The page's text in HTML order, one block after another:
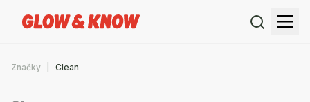
Značky Clean